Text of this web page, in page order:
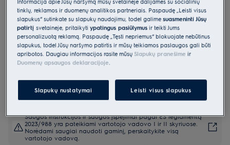
Gaminio informacijos lapas
Pagrindiniai privalumai
Vienodai iškepęs maistas bet kurioje orkaitės vietoje
Gaminimas keliuose lygiuose – trys kaitinimo elementai tolygesniam
karščiui.
Pirolizinis valymas. Savaiminio išsivalymo technologija
Saugos instrukcijos ir saugos įspėjimai pagal ES reglamentą
2023/988 yra pateikiami vartotojo vadovo I ir II skyriuose.
Norėdami saugiai naudoti gaminį, perskaitykite visą
vartotojo vadovą.
tinklų, reklamos ir duomenų analitikos partneriais. Paspaudę „Leisti visus
slapukus“ sutinkate su slapukų naudojimu, todėl galimesuasmeninti Jūsų
patirtįsvetainėje, pritaikytiypatingus pasiūlymus ir teikti Jums
personalizuotą reklamą. Paspaudę „Tęsti nepriėmus“ blokuojate nebūtinus
slapukus, todėl Jūsų naršymo patirtis ir mūsų teikiamos paslaugos gali būti
apribotos. Daugiau informacijos rasite mūsų Slapukų pranešime ir
Duomenų apsaugos deklaracijoje.
Slapukų nustatymai Leisti visus slapukus